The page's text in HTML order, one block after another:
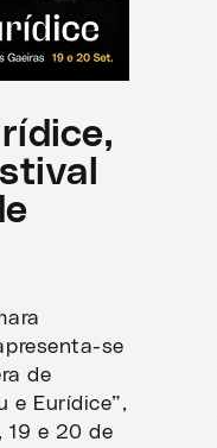
se
de
e Eurídice”,
19 e 20 de